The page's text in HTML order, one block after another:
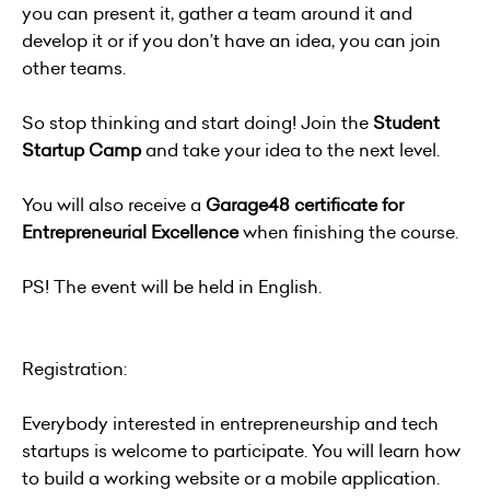
you can present it, gather a team around it and
develop it or if you don’t have an idea, you can join
other teams.
So stop thinking and start doing! Join the Student
Startup Campand take your idea to the next level.
You will also receive a Garage48 certificate for
Entrepreneurial Excellencewhen finishing the course.
PS! The event will be held in English.
Registration:
Everybody interested in entrepreneurship and tech
startups is welcome to participate. You will learn how
to build a working website or a mobile application.